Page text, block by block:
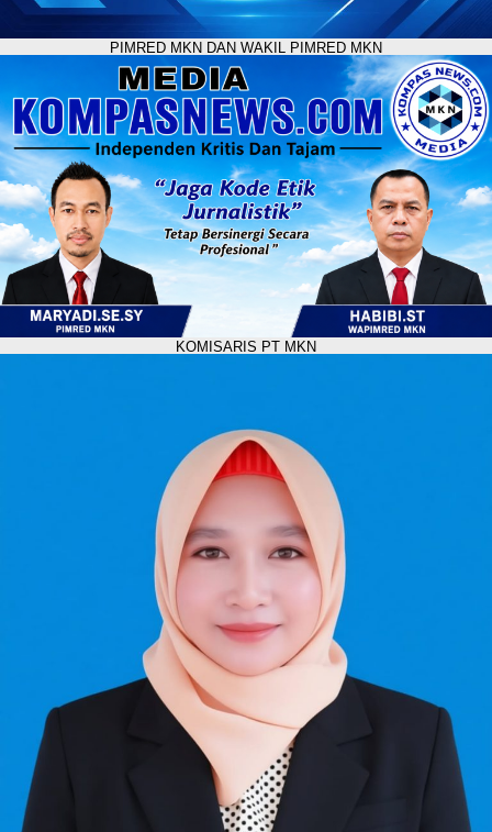
PIMRED MKN DAN WAKIL PIMRED MKN
KOMISARIS PT MKN